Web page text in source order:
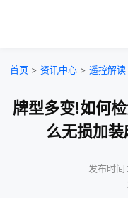
首页 > 资讯中心 > 遥控解读
牌型多变!如何
么无损加
发布时